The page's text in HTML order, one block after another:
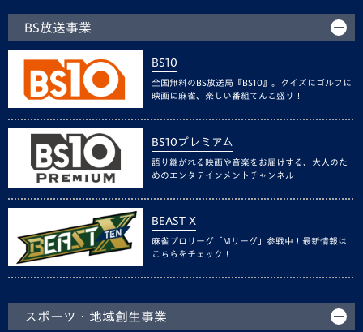
BS放送事業
BS10
全国無料のBS放送局『BS10』。クイズにゴルフに
映画に麻雀、楽しい番組てんこ盛り！
BS10プレミアム
語り継がれる映画や音楽をお届けする、大人のた
めのエンタテインメントチャンネル
BEAST X
麻雀プロリーグ「Mリーグ」参戦中！最新情報は
こちらをチェック！
スポーツ・地域創生事業